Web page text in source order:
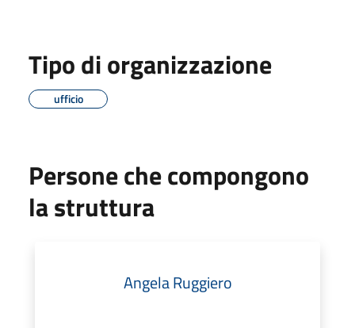
Tipo di organizzazione
ufficio
Persone che compongono
la struttura
Angela Ruggiero